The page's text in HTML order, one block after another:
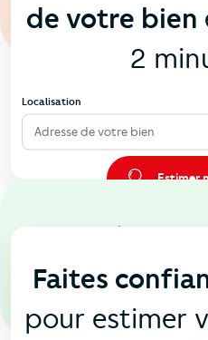
de votre bien
2
Localisation
Adresse de votre bien
Estimer
En
Faites
pour estimer